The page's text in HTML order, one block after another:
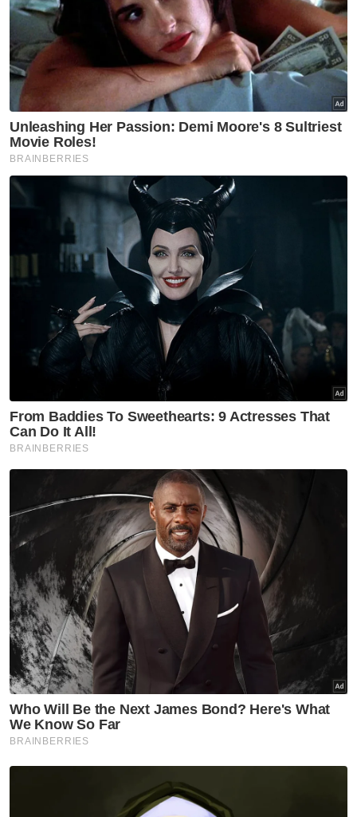
Selain itu, bantuan terus boleh disalurkan
melalui akaun Bank Simpanan Nasional (BSN)
1110141100035581 atas nama Rosli Abdullah.
Muat turun aplikasi Sinar Harian.Klik di sini!
Kanser
Terengganu
Kesihatan
Terengganu
Bunga Kenanga diangkat
sebagai simbolik identiti
Terengganu
Terengganu
Kerosakan terumbu karang
Pulau Redang: Kerajaan negeri
panggil pengusaha bot, resort
Terengganu
Enam bulan berjauhan, tak
sangka anak pulang sebagai
jenazah - Bapa
Terengganu
'Surprise' durian buat cikgu
kesayangan